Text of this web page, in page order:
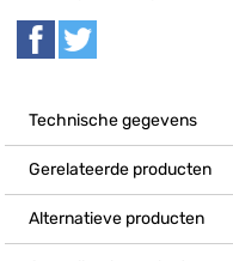
Technische gegevens
Gerelateerde producten
Alternatieve producten